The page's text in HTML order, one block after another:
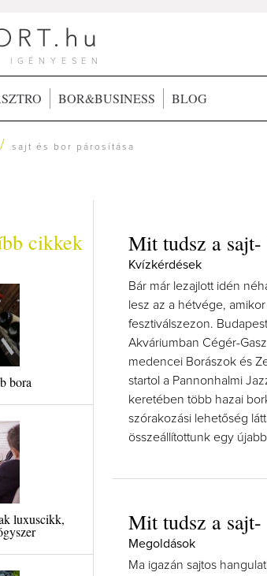
IGÉNYESEN
BOR&BUSINESS BLOG
/sajt és bor párosítása
cikkek
bora
luxuscikk,
Mit tudsz a sajt-
Kvízkérdések
Bár már lezajlott idén
lesz az a hétvége,
fesztiválszezon.
Akváriumban Cégér-
medencei Borászok és
startol a Pannonhalmi
keretében több hazai
szórakozási lehetőség
összeállítottunk egy
Mit tudsz a sajt-
Megoldások
Ma igazán sajtos